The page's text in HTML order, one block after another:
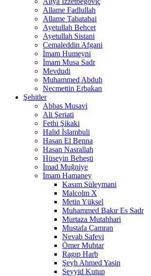
Allame Fadlullah
Allame Tabatabai
Ayetullah Behcet
Ayetullah Sistani
Cemaleddin Afgani
İmam Humeyni
İmam Musa Sadr
Mevdudi
Muhammed Abduh
Necmettin Erbakan
Şehitler
Abbas Musavi
Ali Şeriati
Fethi Şikaki
Halid İslambuli
Hasan El Benna
Hasan Nasrallah
Hüseyin Beheşti
İmad Muğniye
İmam Hamaney
Kasım Süleymani
Malcolm X
Metin Yüksel
Muhammed Bakır Es Sadr
Murtaza Mutahhari
Mustafa Çamran
Nevab Safevi
Ömer Muhtar
Ragıp Harb
Şeyh Ahmed Yasin
Seyyid Kutup